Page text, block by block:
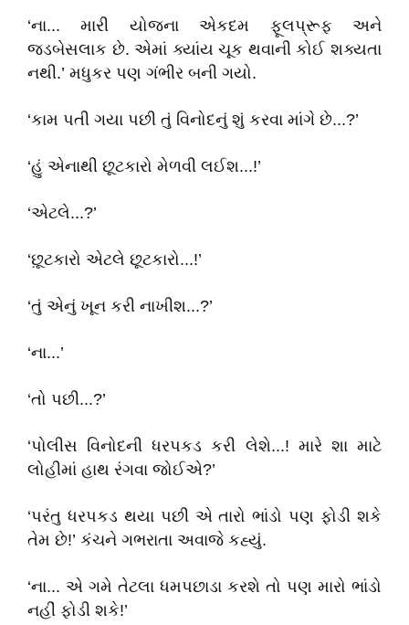
‘ના... મારી યોજના એકદમ ફૂલપ્રૂફ અને
જડબેસલાક છે. એમાં ક્યાંય ચૂક થવાની કોઈ શક્યતા
નથી.’ મધુકર પણ ગંભીર બની ગયો.
‘કામ પતી ગયા પછી તું વિનોદનું શું કરવા માંગે છે...?’
‘હું એનાથી છૂટકારો મેળવી લઈશ...!’
‘એટલે...?’
‘છૂ઼ટકારો એટલે છૂટકારો...!’
‘તું એનું ખૂન કરી નાખીશ...?’
‘ના...’
‘તો પછી...?’
‘પોલીસ વિનોદની ધરપકડ કરી લેશે...! મારે શા માટે
લોહીમાં હાથ રંગવા જોઈએ?’
‘પરંતુ ધરપકડ થયા પછી એ તારો ભાંડો પણ ફોડી શકે
તેમ છે!’ કંચને ગભરાતા અવાજે કહ્યું.
‘ના... એ ગમે તેટલા ધમપછાડા કરશે તો પણ મારો ભાંડો
નહીં ફોડી શકે!’